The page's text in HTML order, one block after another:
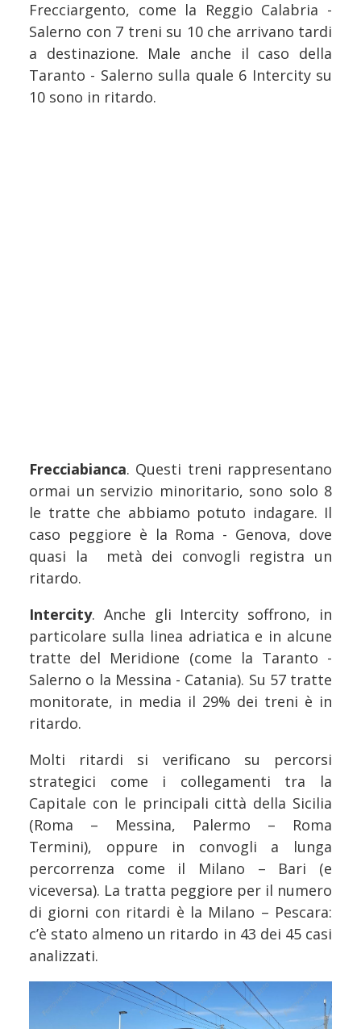
Frecciargento, come la Reggio Calabria -
Salerno con 7 treni su 10 che arrivano tardi
a destinazione. Male anche il caso della
Taranto - Salerno sulla quale 6 Intercity su
10 sono in ritardo.
Frecciabianca. Questi treni rappresentano
ormai un servizio minoritario, sono solo 8
le tratte che abbiamo potuto indagare. Il
caso peggiore è la Roma - Genova, dove
quasi la metà dei convogli registra un
ritardo.
Intercity. Anche gli Intercity soffrono, in
particolare sulla linea adriatica e in alcune
tratte del Meridione (come la Taranto -
Salerno o la Messina - Catania). Su 57 tratte
monitorate, in media il 29% dei treni è in
ritardo.
Molti ritardi si verificano su percorsi
strategici come i collegamenti tra la
Capitale con le principali città della Sicilia
(Roma – Messina, Palermo – Roma
Termini), oppure in convogli a lunga
percorrenza come il Milano – Bari (e
viceversa). La tratta peggiore per il numero
di giorni con ritardi è la Milano – Pescara:
c’è stato almeno un ritardo in 43 dei 45 casi
analizzati.